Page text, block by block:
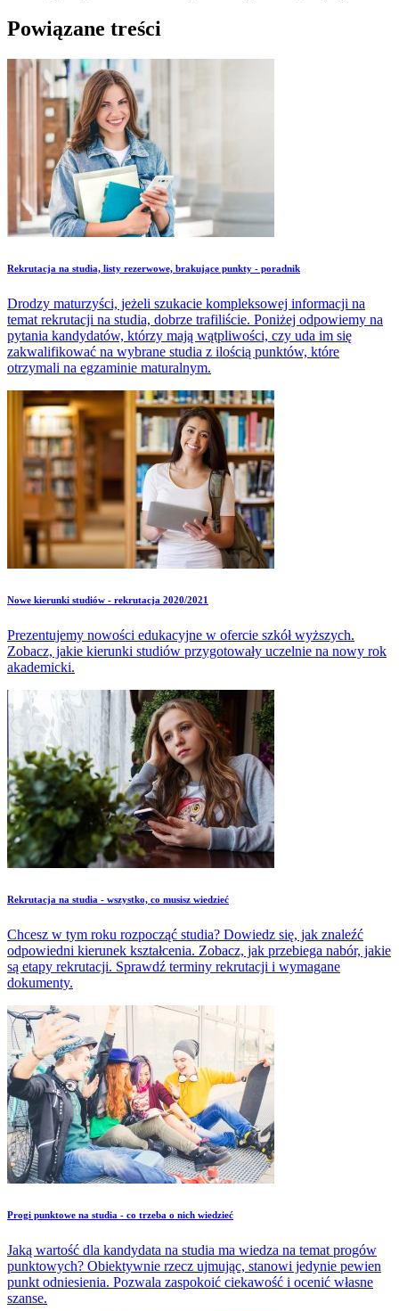
Powiązane treści
​Rekrutacja na studia, listy rezerwowe, brakujące punkty - poradnik
Drodzy maturzyści, jeżeli szukacie kompleksowej informacji na
temat rekrutacji na studia, dobrze trafiliście. Poniżej odpowiemy na
pytania kandydatów, którzy mają wątpliwości, czy uda im się
zakwalifikować na wybrane studia z ilością punktów, które
otrzymali na egzaminie maturalnym.
Nowe kierunki studiów - rekrutacja 2020/2021
Prezentujemy nowości edukacyjne w ofercie szkół wyższych.
Zobacz, jakie kierunki studiów przygotowały uczelnie na nowy rok
akademicki.
​Rekrutacja na studia - wszystko, co musisz wiedzieć
Chcesz w tym roku rozpocząć studia? Dowiedz się, jak znaleźć
odpowiedni kierunek kształcenia. Zobacz, jak przebiega nabór, jakie
są etapy rekrutacji. Sprawdź terminy rekrutacji i wymagane
dokumenty.
​Progi punktowe na studia - co trzeba o nich wiedzieć
Jaką wartość dla kandydata na studia ma wiedza na temat progów
punktowych? Obiektywnie rzecz ujmując, stanowi jedynie pewien
punkt odniesienia. Pozwala zaspokoić ciekawość i ocenić własne
szanse.